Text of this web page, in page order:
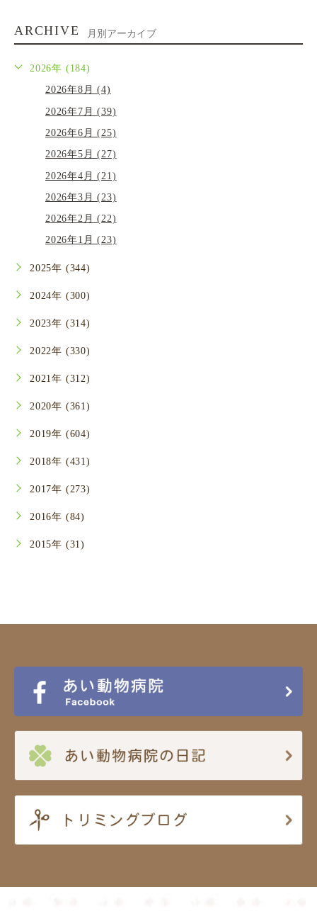
ARCHIVE 月別アーカイブ
2026年 (184)
2026年8月 (4)
2026年7月 (39)
2026年6月 (25)
2026年5月 (27)
2026年4月 (21)
2026年3月 (23)
2026年2月 (22)
2026年1月 (23)
2025年 (344)
2024年 (300)
2023年 (314)
2022年 (330)
2021年 (312)
2020年 (361)
2019年 (604)
2018年 (431)
2017年 (273)
2016年 (84)
2015年 (31)